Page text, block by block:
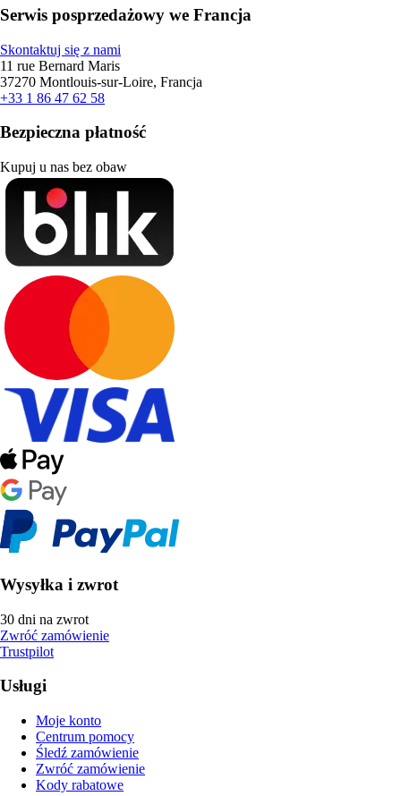
Serwis posprzedażowy we Francja
Skontaktuj się z nami
11 rue Bernard Maris
37270 Montlouis-sur-Loire, Francja
+33 1 86 47 62 58
Bezpieczna płatność
Kupuj u nas bez obaw
Wysyłka i zwrot
30 dni na zwrot
Zwróć zamówienie
Trustpilot
Usługi
Moje konto
Centrum pomocy
Śledź zamówienie
Zwróć zamówienie
Kody rabatowe